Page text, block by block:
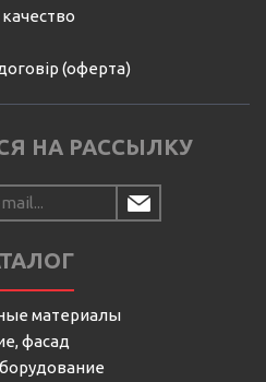
(оферта)
НА РАССЫЛКУ
материалы
фасад